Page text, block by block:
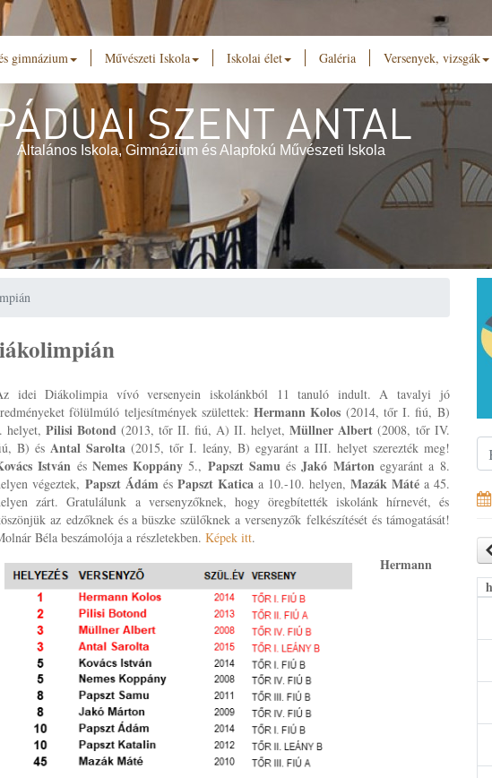
SZENT ANTAL
Általános Iskola, Gimnázium és Alapfokú Művészeti Iskola
gimnázium Művészeti Iskola Iskolai élet Galéria Versenyek, vizsgák
idei Diákolimpia vívó versenyein iskolánkból 11 tanuló indult. A tavalyi jó
fölülmúló teljesítmények születtek: Hermann Kolos (2014, tőr I. fiú, B)
helyet,Pilisi Botond(2013, tőr II. fiú, A) II. helyet,Müllner Albert (2008, tőr IV.
B) és Antal Sarolta (2015, tőr I. leány, B) egyaránt a III. helyet szerezték meg!
István és Nemes Koppány 5., Papszt SamuésJakó Mártonegyaránt a 8.
végeztek, Papszt Ádámés Papszt Katicaa 10.-10. helyen, Mazák Máté a 45.
zárt. Gratulálunk a versenyzőknek, hogy öregbítették iskolánk hírnevét, és
az edzőknek és a büszke szülőknek a versenyzők felkészítését és támogatását!
Béla beszámolója a részletekben. Képek itt.
Hermann